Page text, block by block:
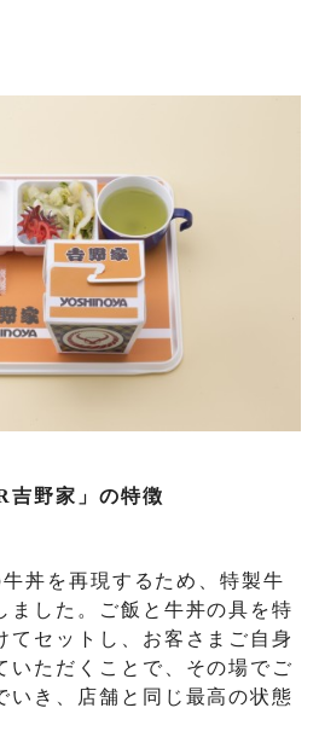
吉野家」の特徴
丼を再現するため、特製牛
ました。ご飯と牛丼の具を特
てセットし、お客さまご自身
いただくことで、その場でご
いき、店舗と同じ最高の状態